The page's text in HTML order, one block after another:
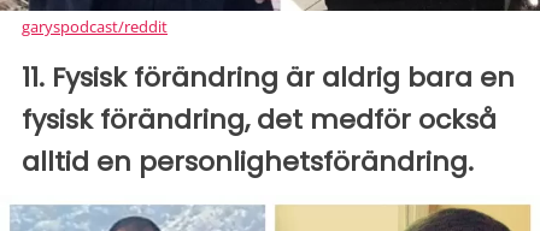
garyspodcast/reddit
11. Fysisk förändring är aldrig bara en
fysisk förändring, det medför också
alltid en personlighetsförändring.